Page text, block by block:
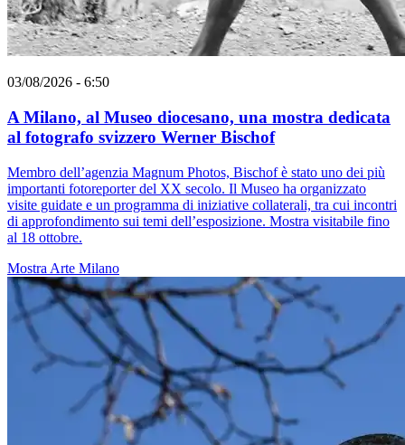
03/08/2026 - 6:50
A Milano, al Museo diocesano, una mostra dedicata
al fotografo svizzero Werner Bischof
Membro dell’agenzia Magnum Photos, Bischof è stato uno dei più
importanti fotoreporter del XX secolo. Il Museo ha organizzato
visite guidate e un programma di iniziative collaterali, tra cui incontri
di approfondimento sui temi dell’esposizione. Mostra visitabile fino
al 18 ottobre.
Mostra Arte Milano